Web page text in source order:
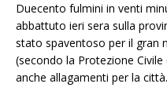
Duecento fulmini in venti
abbattuto ieri sera sulla
stato spaventoso per il gran
(secondo la Protezione
anche allagamenti per la città.